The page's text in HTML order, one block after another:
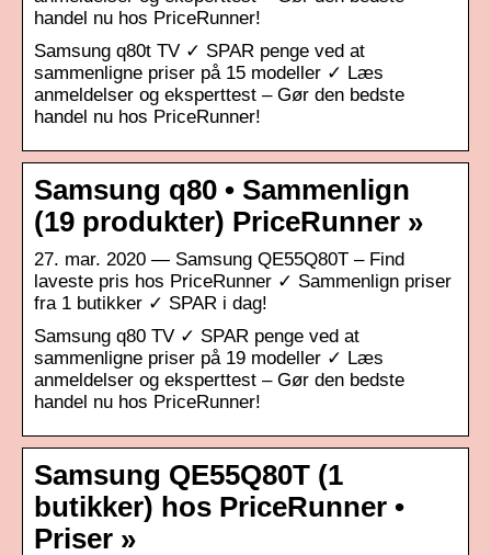
handel nu hos PriceRunner!
Samsung q80t TV ✓ SPAR penge ved at
sammenligne priser på 15 modeller ✓ Læs
anmeldelser og eksperttest – Gør den bedste
handel nu hos PriceRunner!
Samsung q80 • Sammenlign
(19 produkter) PriceRunner »
27. mar. 2020 — Samsung QE55Q80T – Find
laveste pris hos PriceRunner ✓ Sammenlign priser
fra 1 butikker ✓ SPAR i dag!
Samsung q80 TV ✓ SPAR penge ved at
sammenligne priser på 19 modeller ✓ Læs
anmeldelser og eksperttest – Gør den bedste
handel nu hos PriceRunner!
Samsung QE55Q80T (1
butikker) hos PriceRunner •
Priser »